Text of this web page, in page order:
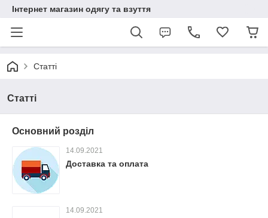
Інтернет магазин одягу та взуття
Статті
Статті
Основний розділ
14.09.2021
Доставка та оплата
14.09.2021